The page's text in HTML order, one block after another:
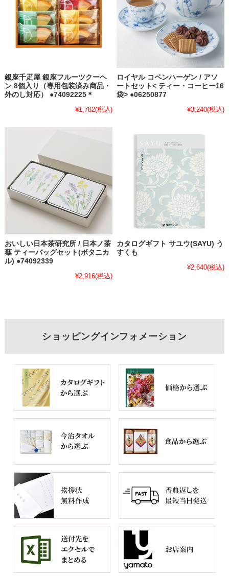
銀座千疋屋 銀座フルーツクーヘ
ン 8個入り（専用包装済み商品・
外のし対応） ●74092225＊
¥1,782(税込)
ロイヤル コペンハーゲン / アソ
ートセット< ティー・コーヒー16
袋> ●06250877
¥3,240(税込)
おいしい日本茶研究所 / 日本ノ茶
葉 ティーバッグセット(ボタニカ
ル) ●74092339
¥2,916(税込)
カタログギフト サユウ(SAYU) う
すくも
¥2,640(税込)
ショッピングインフォメーション